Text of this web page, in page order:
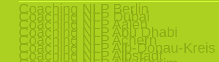
Coaching NLP Berlin
Coaching NLP Dubai
Coaching NLP Aalen
Coaching NLP Abu Dhabi
Coaching NLP Achern
Coaching NLP Alb-Donau-Kreis
Coaching NLP Albstadt